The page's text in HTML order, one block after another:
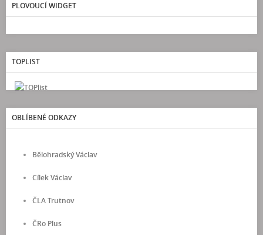
PLOVOUCÍ WIDGET
TOPLIST
OBLÍBENÉ ODKAZY
Bělohradský Václav
Cílek Václav
ČLA Trutnov
ČRo Plus